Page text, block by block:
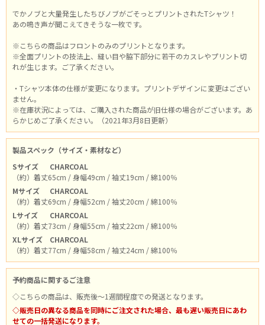
でかノブと大量発生したちびノブがごそっとプリントされたTシャツ！
あの鳴き声が聞こえてきそうな一枚です。
※こちらの商品はフロントのみのプリントとなります。
※全面プリントの技法上、縫い目や脇下部分に若干のカスレやプリント切
れが生じます。ご了承ください。
・Tシャツ本体の仕様が変更になります。プリントデザインに変更はござい
ません。
※在庫状況によっては、ご購入された商品が旧仕様の場合がございます。あ
らかじめご了承ください。（2021年3月8日更新）
製品スペック（サイズ・素材など）
Sサイズ
CHARCOAL
（約）着丈65cm / 身幅49cm / 袖丈19cm / 綿100％
Mサイズ
CHARCOAL
（約）着丈69cm / 身幅52cm / 袖丈20cm / 綿100％
Lサイズ
CHARCOAL
（約）着丈73cm / 身幅55cm / 袖丈22cm / 綿100％
XLサイズ
CHARCOAL
（約）着丈77cm / 身幅58cm / 袖丈24cm / 綿100％
予約商品に関するご注意
◇こちらの商品は、販売後～1週間程度での発送となります。
◇販売日の異なる商品を同時にご注文された場合、最も遅い販売日にあわ
せての一括発送になります。